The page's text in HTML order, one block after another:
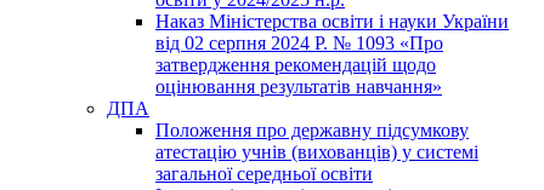
Наказ Міністерства освіти і науки України
від 02 серпня 2024 Р. № 1093 «Про
затвердження рекомендацій щодо
оцінювання результатів навчання»
ДПА
Положення про державну підсумкову
атестацію учнів (вихованців) у системі
загальної середньої освіти